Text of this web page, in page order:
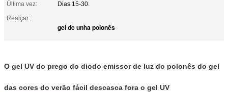
Última vez:
Dias 15-30.
Realçar:
gel de unha polonês
O gel UV do prego do diodo emissor de luz do polonês do gel
das cores do verão fácil descasca fora o gel UV